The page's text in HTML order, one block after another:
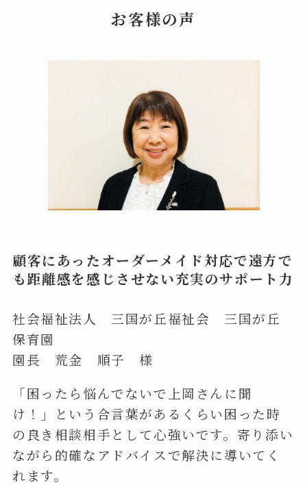
お客様の声
顧客にあったオーダーメイド対応で遠方で
も距離感を感じさせない充実のサポート力
社会福祉法人 三国が丘福祉会 三国が丘
保育園
園長 荒金 順子 様
「困ったら悩んでないで上岡さんに聞
け！」という合言葉があるくらい困った時
の良き相談相手として心強いです。寄り添い
ながら的確なアドバイスで解決に導いてく
れます。